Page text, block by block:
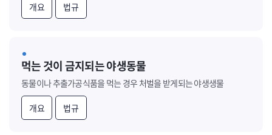
개요 법규
먹는 것이 금지되는 야생동물
동물이나 추출가공식품을 먹는 경우 처벌을 받게되는 야생생물
개요 법규